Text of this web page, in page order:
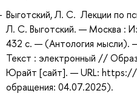
Выготский, Л. С. Лекции по
Л. С. Выготский. — Москва :
432 с. — (Антология
Текст : электронный //
Юрайт [сайт]. — URL:
обращения: 04.07.2025).